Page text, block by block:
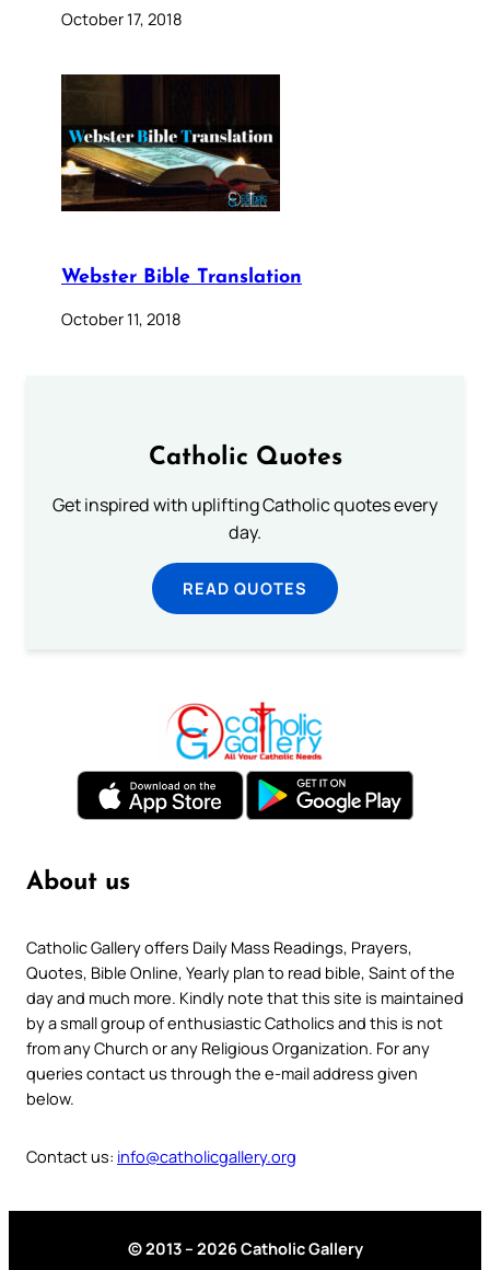
October 17, 2018
Webster Bible Translation
October 11, 2018
Catholic Quotes
Get inspired with uplifting Catholic quotes every
day.
READ QUOTES
About us
Catholic Gallery offers Daily Mass Readings, Prayers,
Quotes, Bible Online, Yearly plan to read bible, Saint of the
day and much more. Kindly note that this site is maintained
by a small group of enthusiastic Catholics and this is not
from any Church or any Religious Organization. For any
queries contact us through the e-mail address given
below.
Contact us: info@catholicgallery.org
© 2013 – 2026 Catholic Gallery